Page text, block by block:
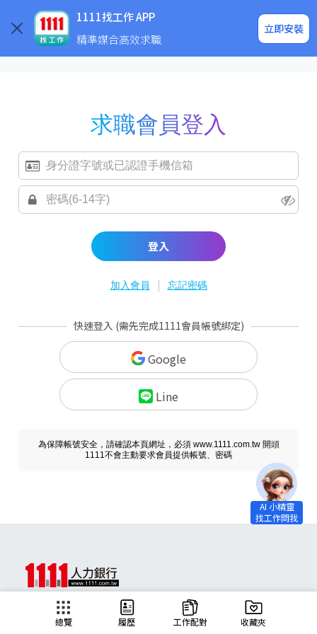
1111找工作 APP
精準媒合高效求職
立即安裝
企業求才
求職會員登入
登入
加入會員 | 忘記密碼
快速登入 (需先完成1111會員帳號綁定)
Google
Line
為保障帳號安全，請確認本頁網址，必須 www.1111.com.tw 開頭
1111不會主動要求會員提供帳號、密碼
總覽 履歷 工作配對 收藏夾